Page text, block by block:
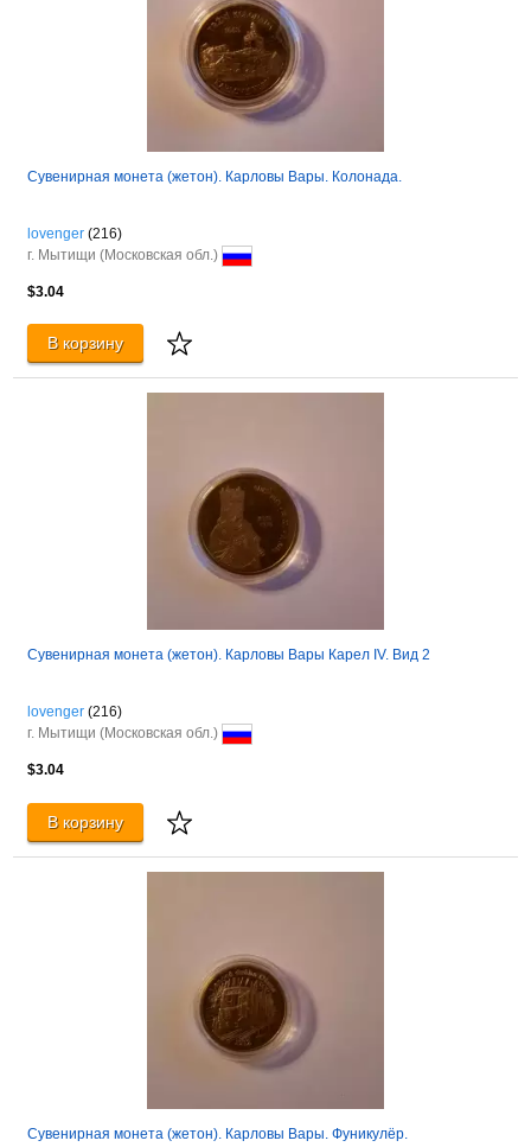
Сувенирная монета (жетон). Карловы Вары. Колонада.
lovenger (216)
г. Мытищи (Московская обл.)
$3.04
В корзину
Сувенирная монета (жетон). Карловы Вары Карел IV. Вид 2
lovenger (216)
г. Мытищи (Московская обл.)
$3.04
В корзину
Сувенирная монета (жетон). Карловы Вары. Фуникулёр.